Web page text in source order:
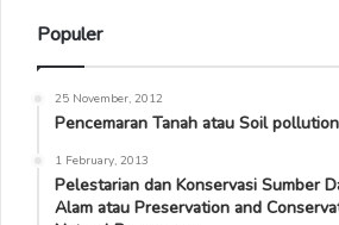
Populer
25 November, 2012
Pencemaran Tanah atau Soil pollution
1 February, 2013
Pelestarian dan Konservasi Sumber
Alam atau Preservation and